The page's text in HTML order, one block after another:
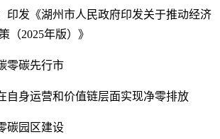
印发《湖州市人民政府印发关于推动经济
（2025年版）》
零碳先行市
自身运营和价值链层面实现净零排放
碳园区建设